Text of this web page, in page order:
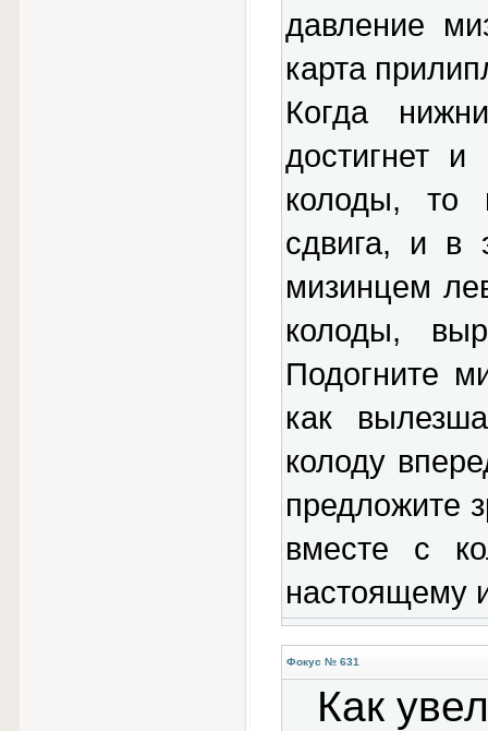
давление
карта
Когда
достигнет и
колоды, то
сдвига, и в
мизинцем
колоды,
Подогните
как
колоду
предложите
вместе с
настоящему
Фокус № 631
Как